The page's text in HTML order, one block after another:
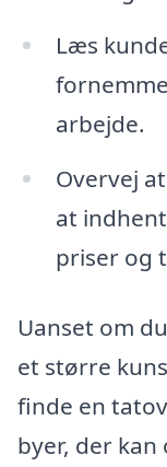
Læs
arbejde.
Overvej
at
priser og
Uanset om
et større
finde en
byer, der